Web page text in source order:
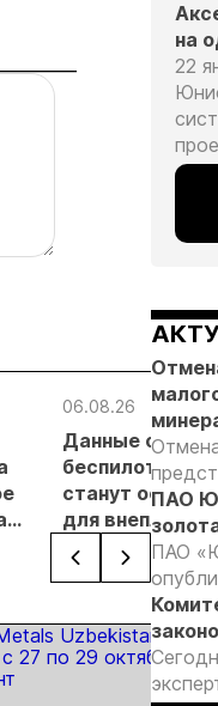
06.08.26
Данные с
беспилотников
станут
для
проверок
на
22
ПАО
ПАО